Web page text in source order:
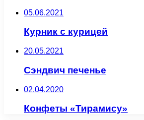
05.06.2021
Курник с курицей
20.05.2021
Сэндвич печенье
02.04.2020
Конфеты «Тирамису»